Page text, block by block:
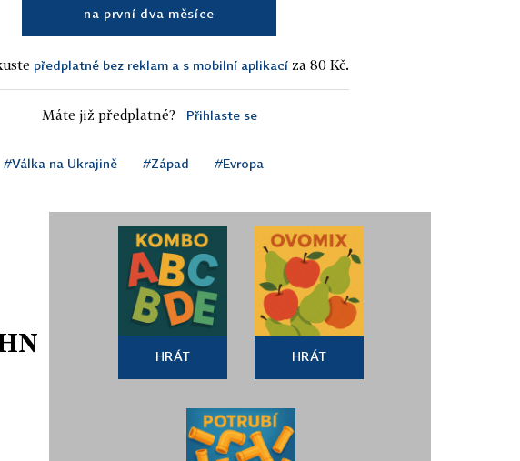
na první dva měsíce
předplatné bez reklam a s mobilní aplikací za 80 Kč.
Máte již předplatné? Přihlaste se
#Válka na Ukrajině #Západ #Evropa
HRÁT HRÁT